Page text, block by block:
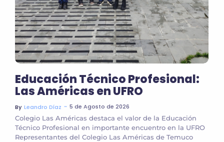
Educación Técnico Profesional:
Las Américas en UFRO
By Leandro Díaz ~ 5 de Agosto de 2026
Colegio Las Américas destaca el valor de la Educación
Técnico Profesional en importante encuentro en la UFRO
Representantes del Colegio Las Américas de Temuco